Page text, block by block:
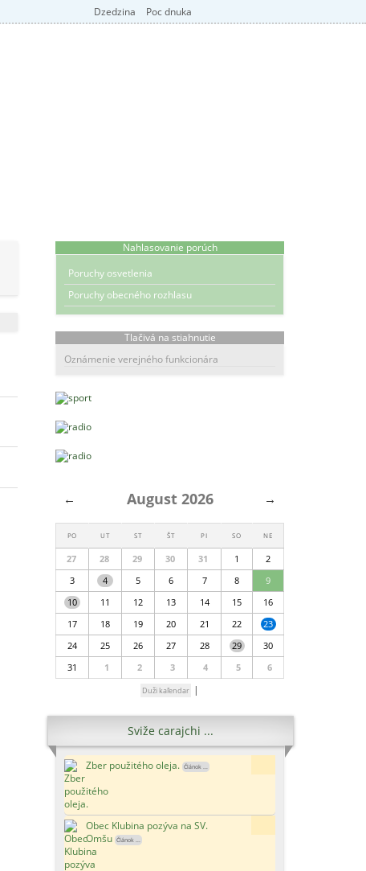
Dzedzina Poc dnuka
Nahlasovanie porúch
Poruchy osvetlenia
Poruchy obecného rozhlasu
Tlačivá na stiahnutie
Oznámenie verejného funkcionára
← →
August 2026
PO UT ST ŠT PI SO NE
27 28 29 30 31 1
2
3
4 5 6 7 8
9
10
11 12 13 14 15
16
17
18 19 20 21 22
23
24
25 26 27 28 29
30
31
1 2 3 4 5 6
Duži kaľendar |
Sviže carajchi ...
Zber použitého oleja. Článok ...
Obec Klubina pozýva na SV.
Omšu Článok ...